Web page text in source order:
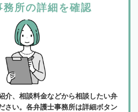
務所の詳細を確認
介、相談料金などから相談したい弁
さい。各弁護士事務所は詳細ボタン